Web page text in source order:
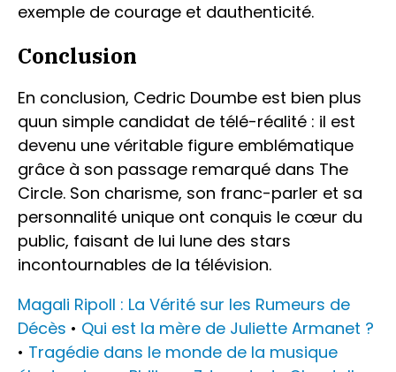
exemple de courage et dauthenticité.
Conclusion
En conclusion, Cedric Doumbe est bien plus
quun simple candidat de télé-réalité : il est
devenu une véritable figure emblématique
grâce à son passage remarqué dans The
Circle. Son charisme, son franc-parler et sa
personnalité unique ont conquis le cœur du
public, faisant de lui lune des stars
incontournables de la télévision.
Magali Ripoll : La Vérité sur les Rumeurs de
Décès • Qui est la mère de Juliette Armanet ?
• Tragédie dans le monde de la musique